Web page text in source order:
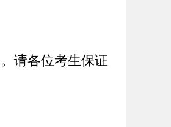
。 请各位考生保证